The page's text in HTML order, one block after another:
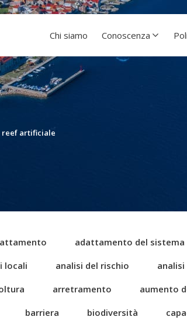
Chi siamo Conoscenza
reef artificiale
adattamento del sistema
locali analisi del rischio analisi
arretramento aumento
barriera biodiversità